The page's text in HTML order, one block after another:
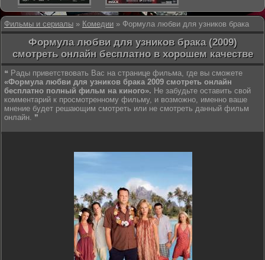
Фильмы и сериалы » Комедии » Формула любви для узников брака
Формула любви для узников брака (2009)
смотреть онлайн бесплатно в хорошем качестве
❝ Рады приветствовать Вас на странице фильма, где вы сможете
«Формула любви для узников брака 2009 смотреть онлайн
бесплатно полный фильм на киного». Не забудьте оставить свой
комментарий к просмотренному фильму, и возможно, именно ваше
мнение будет решающим смотреть или не смотреть данный фильм
онлайн. ❞